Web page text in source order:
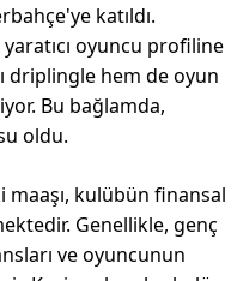
katıldı.
oyuncu profiline
driplingle hem de oyun
Bu bağlamda,
oldu.
kulübün finansal
Genellikle, genç
ve oyuncunun